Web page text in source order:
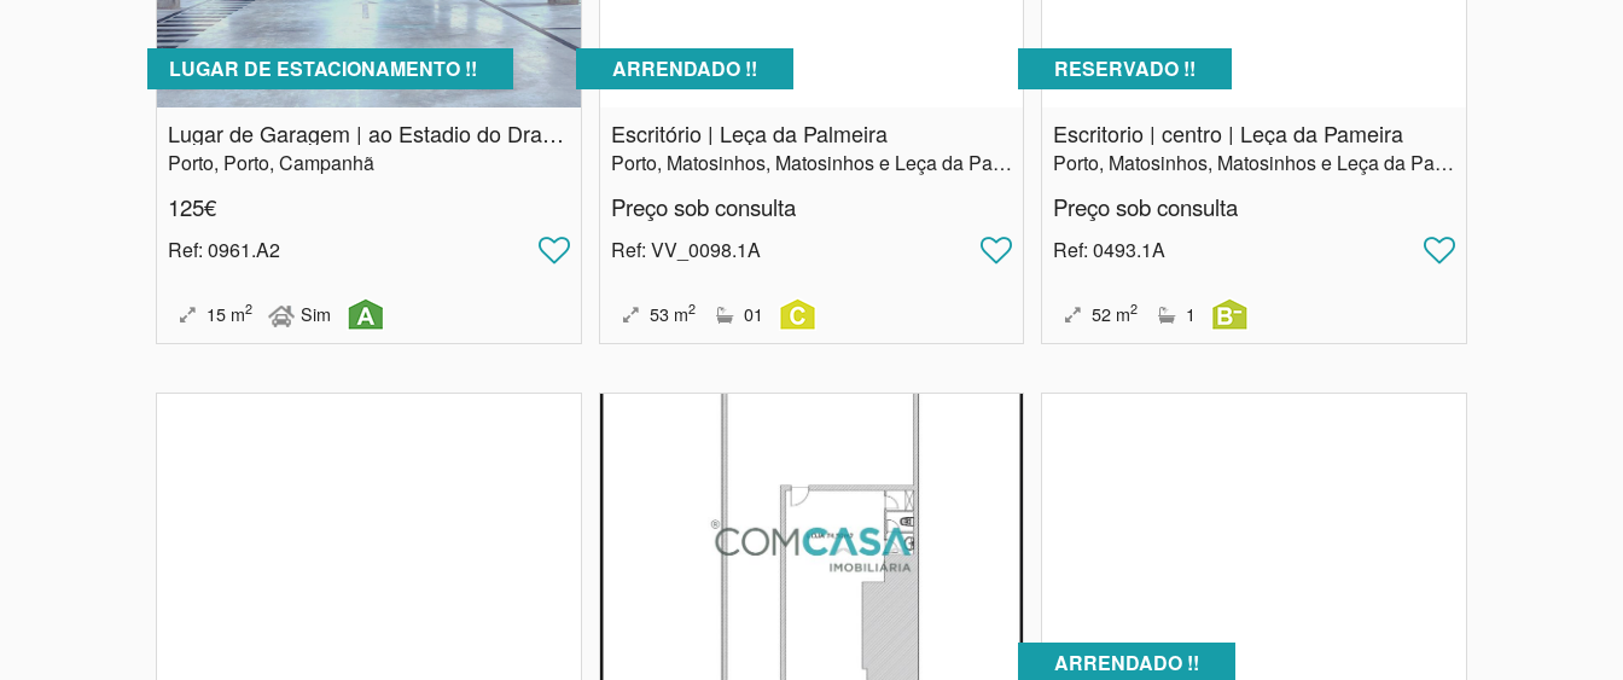
LUGAR DE ESTACIONAMENTO !!
Lugar de Garagem | ao Estadio do Dragão | Vigilancia | Antas Porto
Porto, Porto, Campanhã
125€
Ref: 0961.A2
15 m2 Sim
ARRENDADO !!
Escritório | Leça da Palmeira
Porto, Matosinhos, Matosinhos e Leça da Palmeira
Preço sob consulta
Ref: VV_0098.1A
53 m2 01
RESERVADO !!
Escritorio | centro | Leça da Pameira
Porto, Matosinhos, Matosinhos e Leça da Palmeira
Preço sob consulta
Ref: 0493.1A
52 m2 1
ARRENDADO !!